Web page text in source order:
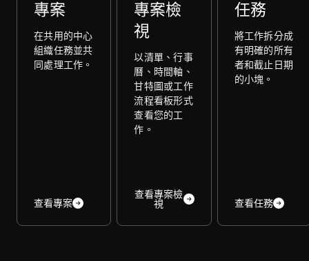
專案
在共用的中心
組織任務並共
同處理工作。
查看專案
專案檢
視
以清單、行事
曆、時間軸、
甘特圖或工作
流程看板形式
查看您的工
作。
查看專案檢
視
任務
將工作拆分成
有明確的所有
者和截止日期
的小塊。
查看任務